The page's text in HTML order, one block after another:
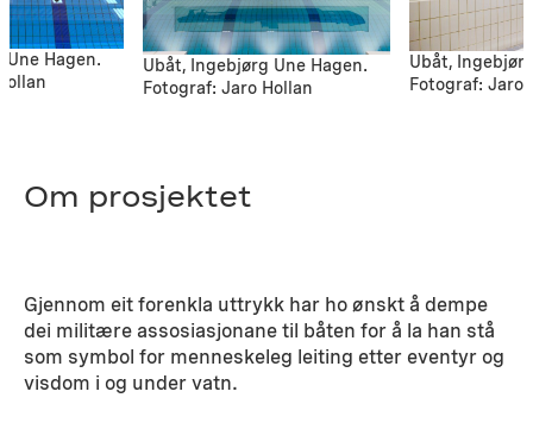
Hagen.
Ubåt, Ingebjørg Une Hagen.
Fotograf: Jaro Hollan
Ubåt,
Fotograf: Jaro
Om prosjektet
Gjennom eit forenkla uttrykk har ho ønskt å dempe
dei militære assosiasjonane til båten for å la han stå
som symbol for menneskeleg leiting etter eventyr og
visdom i og under vatn.